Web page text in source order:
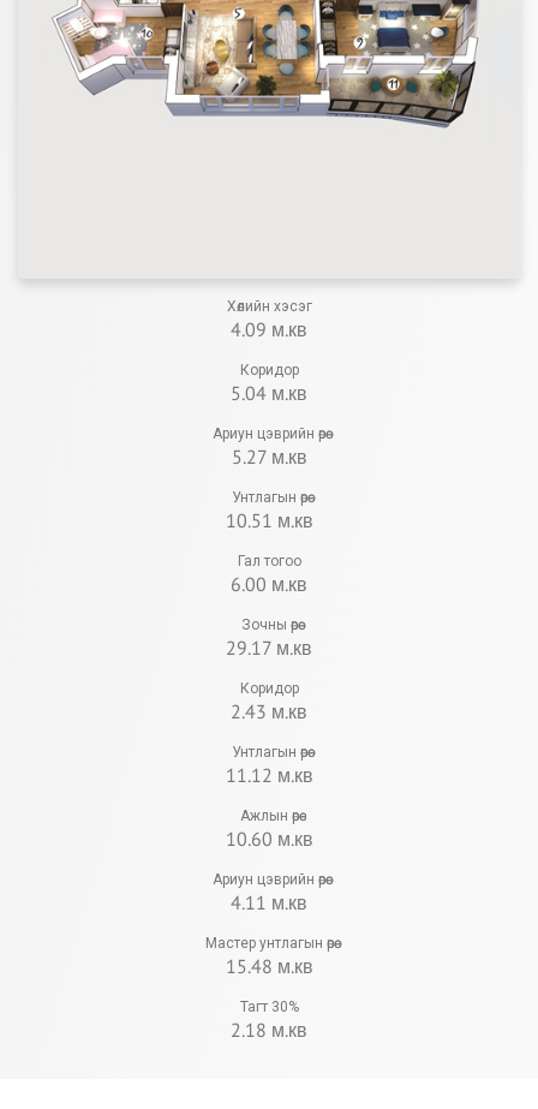
Хөлийн хэсэг
4.09 м.кв
Коридор
5.04 м.кв
Ариун цэврийн өрөө
5.27 м.кв
Унтлагын өрөө
10.51 м.кв
Гал тогоо
6.00 м.кв
Зочны өрөө
29.17 м.кв
Коридор
2.43 м.кв
Унтлагын өрөө
11.12 м.кв
Ажлын өрөө
10.60 м.кв
Ариун цэврийн өрөө
4.11 м.кв
Мастер унтлагын өрөө
15.48 м.кв
Тагт 30%
2.18 м.кв